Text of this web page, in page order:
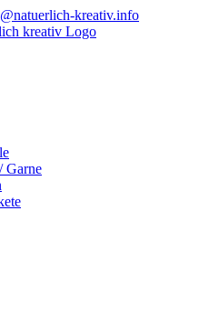
kreativ.info
Garne